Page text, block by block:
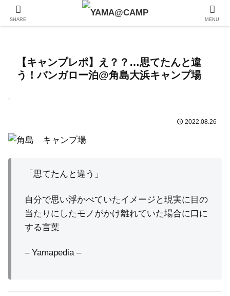
【キャンプレポ】え？？…思てたんと違
う！バンガロー泊@角島大浜キャンプ場
2022.08.26
「思てたんと違う」
自分で思い浮かべていたイメージと現実に目の
当たりにしたモノがかけ離れていた場合に口に
する言葉
– Yamapedia –
SHARE MENU